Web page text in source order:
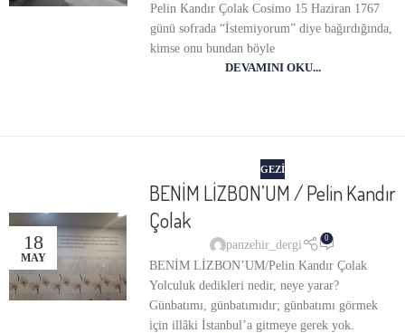
Pelin Kandır Çolak Cosimo 15 Haziran 1767
günü sofrada “İstemiyorum” diye bağırdığında,
kimse onu bundan böyle
DEVAMINI OKU...
18
MAY
GEZI
BENİM LİZBON’UM / Pelin Kandır
Çolak
panzehir_dergi 0
BENİM LİZBON’UM/Pelin Kandır Çolak
Yolculuk dedikleri nedir, neye yarar?
Günbatımı, günbatımıdır; günbatımı görmek
için illâki İstanbul’a gitmeye gerek yok.